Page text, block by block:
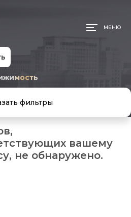
МЕНЮ
фильтры
вашему
не обнаружено.